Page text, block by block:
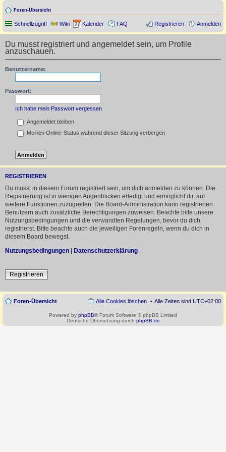
Foren-Übersicht
Schnellzugriff Wiki Kalender FAQ Anmelden
Registrieren
Du musst registriert und angemeldet sein, um Profile
anzuschauen.
Benutzername:
Passwort:
Ich habe mein Passwort vergessen
Angemeldet bleiben
Meinen Online-Status während dieser Sitzung verbergen
REGISTRIEREN
Du musst in diesem Forum registriert sein, um dich anmelden zu können. Die
Registrierung ist in wenigen Augenblicken erledigt und ermöglicht dir, auf
weitere Funktionen zuzugreifen. Die Board-Administration kann registrierten
Benutzern auch zusätzliche Berechtigungen zuweisen. Beachte bitte unsere
Nutzungsbedingungen und die verwandten Regelungen, bevor du dich
registrierst. Bitte beachte auch die jeweiligen Forenregeln, wenn du dich in
diesem Board bewegst.
Nutzungsbedingungen | Datenschutzerklärung
Registrieren
Foren-Übersicht Alle Zeiten sind UTC+02:00
Alle Cookies löschen
Powered by phpBB® Forum Software © phpBB Limited
Deutsche Übersetzung durch phpBB.de